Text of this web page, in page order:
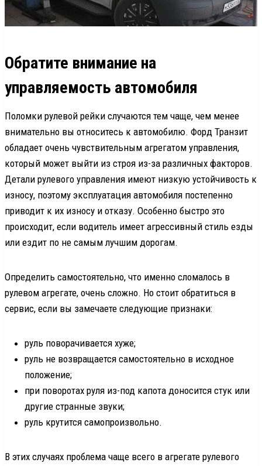
Обратите внимание на
управляемость автомобиля
Поломки рулевой рейки случаются тем чаще, чем менее
внимательно вы относитесь к автомобилю. Форд Транзит
обладает очень чувствительным агрегатом управления,
который может выйти из строя из-за различных факторов.
Детали рулевого управления имеют низкую устойчивость к
износу, поэтому эксплуатация автомобиля постепенно
приводит к их износу и отказу. Особенно быстро это
происходит, если водитель имеет агрессивный стиль езды
или ездит по не самым лучшим дорогам.
Определить самостоятельно, что именно сломалось в
рулевом агрегате, очень сложно. Но стоит обратиться в
сервис, если вы замечаете следующие признаки:
руль поворачивается хуже;
руль не возвращается самостоятельно в исходное
положение;
при поворотах руля из-под капота доносится стук или
другие странные звуки;
руль крутится самопроизвольно.
В этих случаях проблема чаще всего в агрегате рулевого